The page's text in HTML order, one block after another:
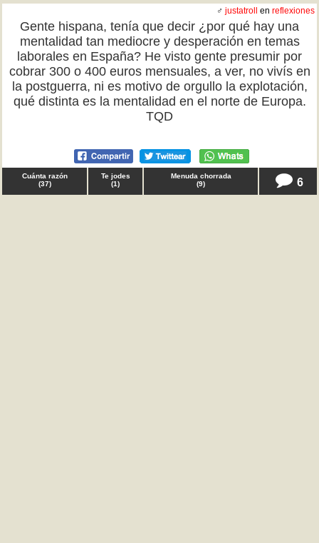
♂ justatroll en reflexiones
Gente hispana, tenía que decir ¿por qué hay una
mentalidad tan mediocre y desperación en temas
laborales en España? He visto gente presumir por
cobrar 300 o 400 euros mensuales, a ver, no vivís en
la postguerra, ni es motivo de orgullo la explotación,
qué distinta es la mentalidad en el norte de Europa.
TQD
Cuánta razón
(37)
Te jodes
(1)
Menuda chorrada
(9) 6